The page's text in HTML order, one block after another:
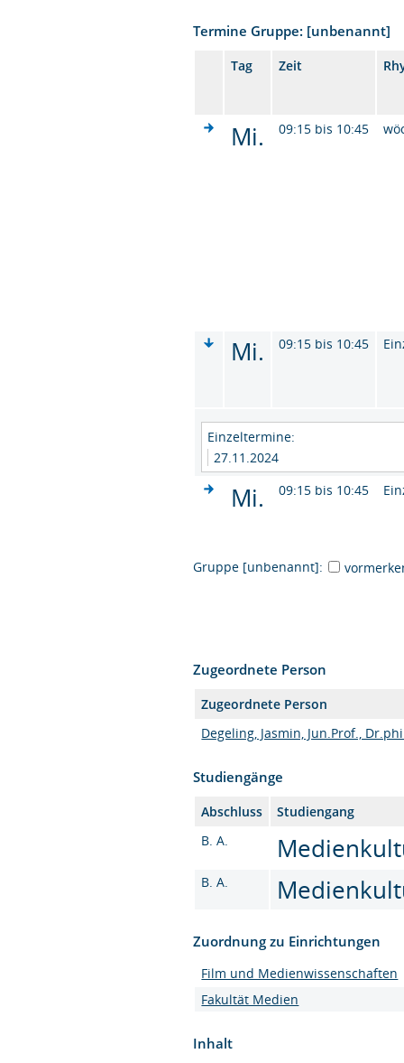
Termine Gruppe: [unbenannt]
Tag Zeit
Mi. 09:15 bis 10:45
Mi. 09:15 bis 10:45
Einzeltermine:
27.11.2024
Mi. 09:15 bis 10:45
Gruppe [unbenannt]:
Zugeordnete Person
Zugeordnete Person
Degeling, Jasmin, Jun.Prof.,
Studiengänge
Abschluss
Studiengang
B. A.
B. A.
Zuordnung zu Einrichtungen
Film und Medienwissenschaften
Fakultät Medien
Inhalt